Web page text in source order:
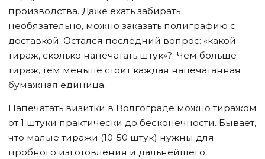
производства. Даже ехать забирать
необязательно, можно заказать полиграфию с
доставкой. Остался последний вопрос: «какой
тираж, сколько напечатать штук»? Чем больше
тираж, тем меньше стоит каждая напечатанная
бумажная единица.
Напечатать визитки в Волгограде можно тиражом
от 1 штуки практически до бесконечности. Бывает,
что малые тиражи (10-50 штук) нужны для
пробного изготовления и дальнейшего